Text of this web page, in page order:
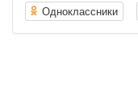
Одноклассники